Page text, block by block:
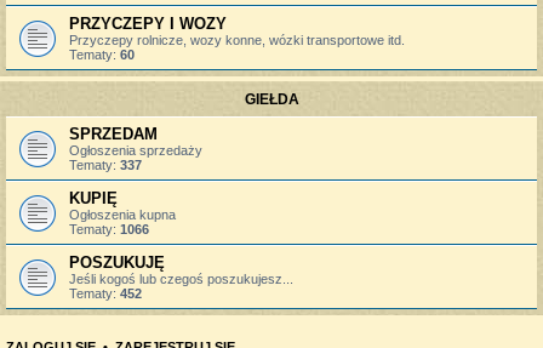
PRZYCZEPY I WOZY
Przyczepy rolnicze, wozy konne, wózki transportowe itd.
Tematy: 60
GIEŁDA
SPRZEDAM
Ogłoszenia sprzedaży
Tematy: 337
KUPIĘ
Ogłoszenia kupna
Tematy: 1066
POSZUKUJĘ
Jeśli kogoś lub czegoś poszukujesz...
Tematy: 452